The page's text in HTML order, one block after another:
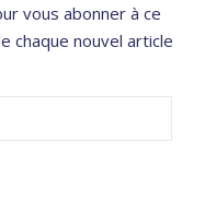
vous abonner à ce
chaque nouvel article